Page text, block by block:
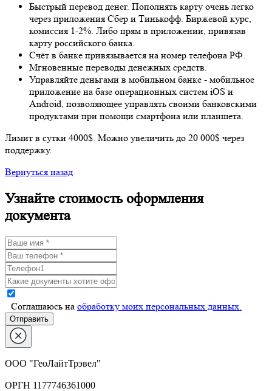
Быстрый перевод денег. Пополнять карту очень легко
через приложения Сбер и Тинькофф. Биржевой курс,
комиссия 1-2%. Либо прям в приложении, привязав
карту российского банка.⁣⁣
Счёт в банке привязывается на номер телефона РФ.⁣⁣
Мгновенные переводы денежных средств.⁣⁣
Управляйте деньгами в мобильном банке - мобильное
приложение на базе операционных систем iOS и
Android, позволяющее управлять своими банковскими
продуктами при помощи смартфона или планшета.⁣
Лимит в сутки 4000$. Можно увеличить до 20 000$ через
поддержку.
Вернуться назад
Узнайте стоимость оформления
документа
Cоглашаюсь на обработку моих персональных данных.
ООО "ГеоЛайтТрэвел"
ОРГН 1177746361000